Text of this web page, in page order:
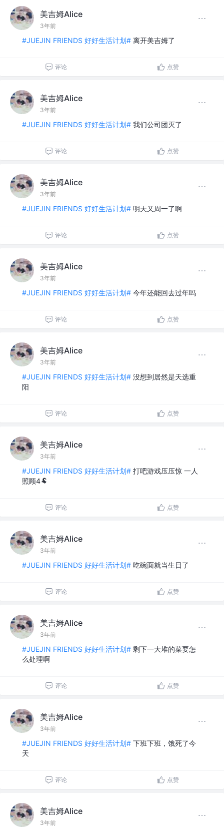
美吉姆Alice
3年前
#JUEJIN FRIENDS 好好生活计划# 离开美吉姆了
评论 点赞
美吉姆Alice
3年前
#JUEJIN FRIENDS 好好生活计划# 我们公司团灭了
评论 点赞
美吉姆Alice
3年前
#JUEJIN FRIENDS 好好生活计划# 明天又周一了啊
评论 点赞
美吉姆Alice
3年前
#JUEJIN FRIENDS 好好生活计划# 今年还能回去过年吗
评论 点赞
美吉姆Alice
3年前
#JUEJIN FRIENDS 好好生活计划# 没想到居然是天选重
阳
评论 点赞
美吉姆Alice
3年前
#JUEJIN FRIENDS 好好生活计划# 打吧游戏压压惊 一人
照顾4🐏
评论 点赞
美吉姆Alice
3年前
#JUEJIN FRIENDS 好好生活计划# 吃碗面就当生日了
评论 点赞
美吉姆Alice
3年前
#JUEJIN FRIENDS 好好生活计划# 剩下一大堆的菜要怎
么处理啊
评论 点赞
美吉姆Alice
3年前
#JUEJIN FRIENDS 好好生活计划# 下班下班，饿死了今
天
评论 点赞
美吉姆Alice
3年前